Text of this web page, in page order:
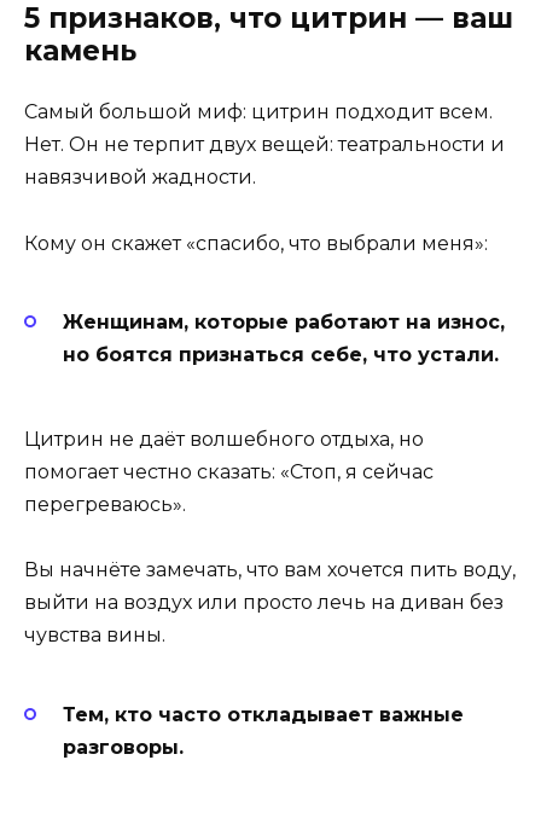
5 признаков, что цитрин — ваш
камень
Самый большой миф: цитрин подходит всем.
Нет. Он не терпит двух вещей: театральности и
навязчивой жадности.
Кому он скажет «спасибо, что выбрали меня»:
Женщинам, которые работают на износ,
но боятся признаться себе, что устали.
Цитрин не даёт волшебного отдыха, но
помогает честно сказать: «Стоп, я сейчас
перегреваюсь».
Вы начнёте замечать, что вам хочется пить воду,
выйти на воздух или просто лечь на диван без
чувства вины.
Тем, кто часто откладывает важные
разговоры.